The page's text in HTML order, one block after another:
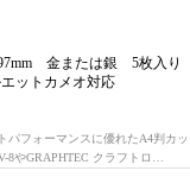
金または銀 5枚入り
ットカメオ対応
パフォーマンスに優れたA4判カッ
8やGRAPHTEC クラフトロ…